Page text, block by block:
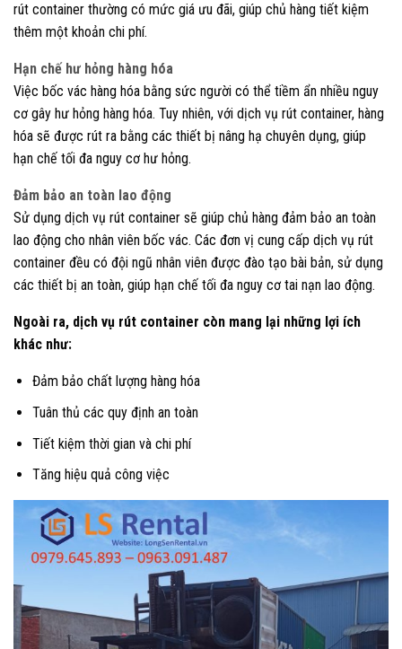
rút container thường có mức giá ưu đãi, giúp chủ hàng tiết kiệm
thêm một khoản chi phí.
Hạn chế hư hỏng hàng hóa
Việc bốc vác hàng hóa bằng sức người có thể tiềm ẩn nhiều nguy
cơ gây hư hỏng hàng hóa. Tuy nhiên, với dịch vụ rút container, hàng
hóa sẽ được rút ra bằng các thiết bị nâng hạ chuyên dụng, giúp
hạn chế tối đa nguy cơ hư hỏng.
Đảm bảo an toàn lao động
Sử dụng dịch vụ rút container sẽ giúp chủ hàng đảm bảo an toàn
lao động cho nhân viên bốc vác. Các đơn vị cung cấp dịch vụ rút
container đều có đội ngũ nhân viên được đào tạo bài bản, sử dụng
các thiết bị an toàn, giúp hạn chế tối đa nguy cơ tai nạn lao động.
Ngoài ra, dịch vụ rút container còn mang lại những lợi ích
khác như:
Đảm bảo chất lượng hàng hóa
Tuân thủ các quy định an toàn
Tiết kiệm thời gian và chi phí
Tăng hiệu quả công việc